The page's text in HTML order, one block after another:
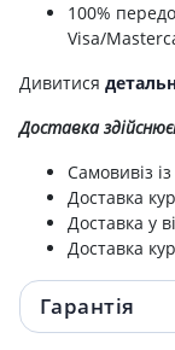
100%
Visa/
Дивитися
Доставка
Самовивіз
Доставка
Доставка у
Доставка
Гарантія